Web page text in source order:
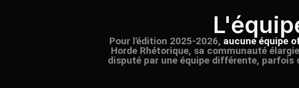
Pour l'édition 2025-2026, aucune équipe
Horde Rhétorique, sa communauté
disputé par une équipe différente,